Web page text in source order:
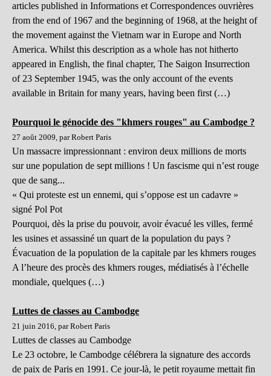
articles published in Informations et Correspondences ouvrières
from the end of 1967 and the beginning of 1968, at the height of
the movement against the Vietnam war in Europe and North
America. Whilst this description as a whole has not hitherto
appeared in English, the final chapter, The Saigon Insurrection
of 23 September 1945, was the only account of the events
available in Britain for many years, having been first (…)
Pourquoi le génocide des "khmers rouges" au Cambodge ?
27 août 2009, par Robert Paris
Un massacre impressionnant : environ deux millions de morts
sur une population de sept millions ! Un fascisme qui n’est rouge
que de sang...
« Qui proteste est un ennemi, qui s’oppose est un cadavre »
signé Pol Pot
Pourquoi, dès la prise du pouvoir, avoir évacué les villes, fermé
les usines et assassiné un quart de la population du pays ?
Évacuation de la population de la capitale par les khmers rouges
A l’heure des procès des khmers rouges, médiatisés à l’échelle
mondiale, quelques (…)
Luttes de classes au Cambodge
21 juin 2016, par Robert Paris
Luttes de classes au Cambodge
Le 23 octobre, le Cambodge célébrera la signature des accords
de paix de Paris en 1991. Ce jour-là, le petit royaume mettait fin